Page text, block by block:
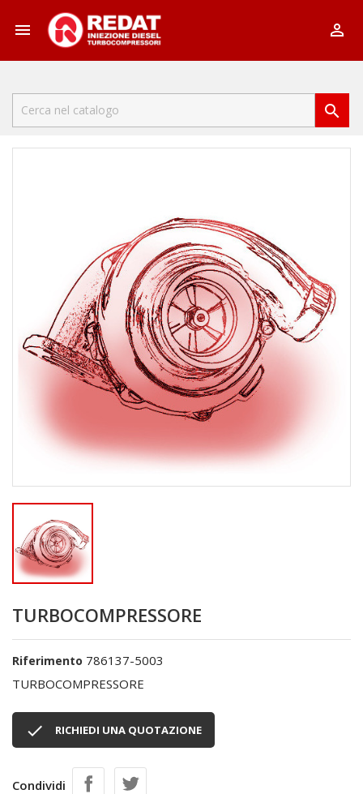
 

TURBOCOMPRESSORE
Riferimento 786137-5003
TURBOCOMPRESSORE
 RICHIEDI UNA QUOTAZIONE
Condividi